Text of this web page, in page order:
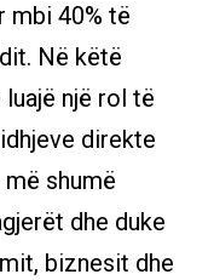
mbi 40% të
Në këtë
një rol të
direkte
shumë
dhe duke
biznesit dhe